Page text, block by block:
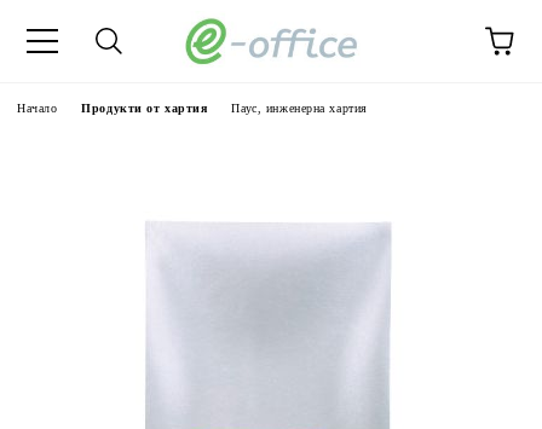
Начало Продукти от хартия Паус, инженерна хартия